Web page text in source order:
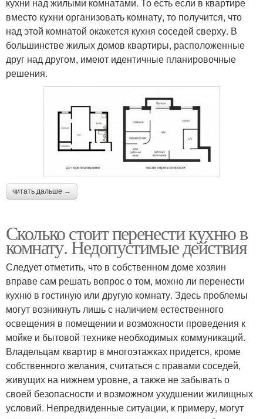
кухни над жилыми комнатами. То есть если в квартире
вместо кухни организовать комнату, то получится, что
над этой комнатой окажется кухня соседей сверху. В
большинстве жилых домов квартиры, расположенные
друг над другом, имеют идентичные планировочные
решения.
читать дальше →
Сколько стоит перенести кухню в
комнату. Недопустимые действия
Следует отметить, что в собственном доме хозяин
вправе сам решать вопрос о том, можно ли перенести
кухню в гостиную или другую комнату. Здесь проблемы
могут возникнуть лишь с наличием естественного
освещения в помещении и возможности проведения к
мойке и бытовой технике необходимых коммуникаций.
Владельцам квартир в многоэтажках придется, кроме
собственного желания, считаться с правами соседей,
живущих на нижнем уровне, а также не забывать о
своей безопасности и возможном ухудшении жилищных
условий. Непредвиденные ситуации, к примеру, могут